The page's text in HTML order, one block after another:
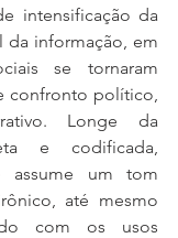
intensificação da
da informação, em
se tornaram
confronto político,
Longe da
e codificada,
assume um tom
até mesmo
com os usos